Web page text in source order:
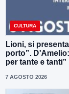
CULTURA
Lioni, si
porto”.
per tante e tanti”
7 AGOSTO 2026